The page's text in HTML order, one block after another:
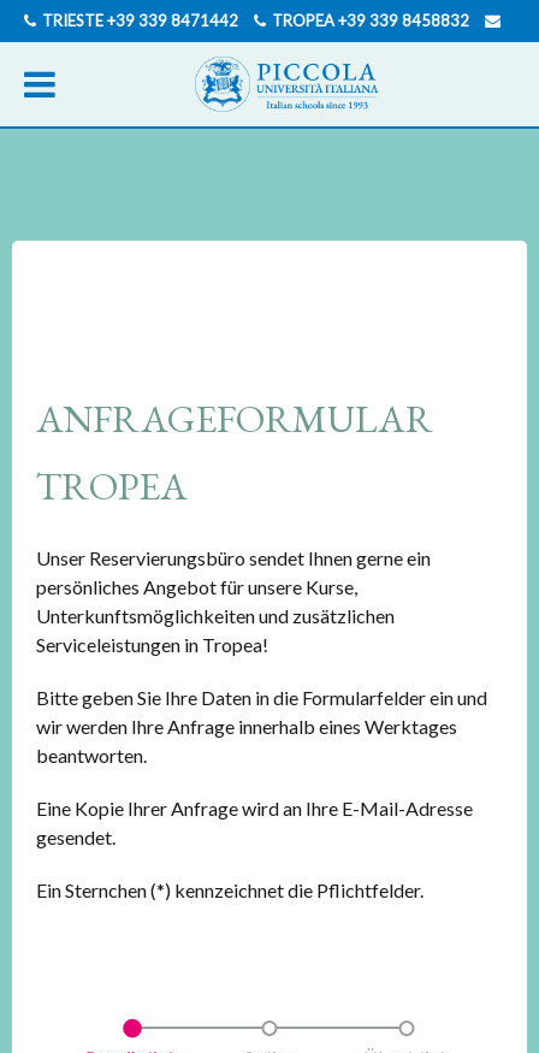
TRIESTE+39 339 8471442 TROPEA+39 339 8458832
INFO@PICCOLAUNIVERSITAITALIANA.COM
ENGLISCH
ANFRAGEFORMULAR
TROPEA
Unser Reservierungsbüro sendet Ihnen gerne ein
persönliches Angebot für unsere Kurse,
Unterkunftsmöglichkeiten und zusätzlichen
Serviceleistungen in Tropea!
Bitte geben Sie Ihre Daten in die Formularfelder ein und
wir werden Ihre Anfrage innerhalb eines Werktages
beantworten.
Eine Kopie Ihrer Anfrage wird an Ihre E-Mail-Adresse
gesendet.
Ein Sternchen (*) kennzeichnet die Pflichtfelder.